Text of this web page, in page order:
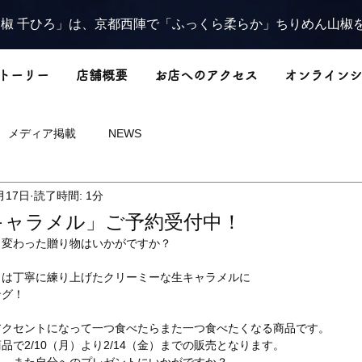
椒 千ひろ」は、京都西陣で「ふっくら柔らか」ちりめん山椒
ーリー 店舗概要 お店へのアクセス オンライン
メディア掲載 NEWS
ラメル」ご予約受付中！
17日 読了時間: 1分
わった贈り物はいかがですか？
丁寧に練り上げたクリーミーな生キャラメルに
！
セントになって一つ食べたらまた一つ食べたくなる商品です。
で2/10（月）より2/14（金）までの販売となります。